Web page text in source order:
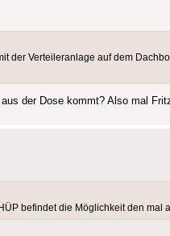
der Verteileranlage auf dem
der Dose kommt? Also mal
befindet die Möglichkeit den